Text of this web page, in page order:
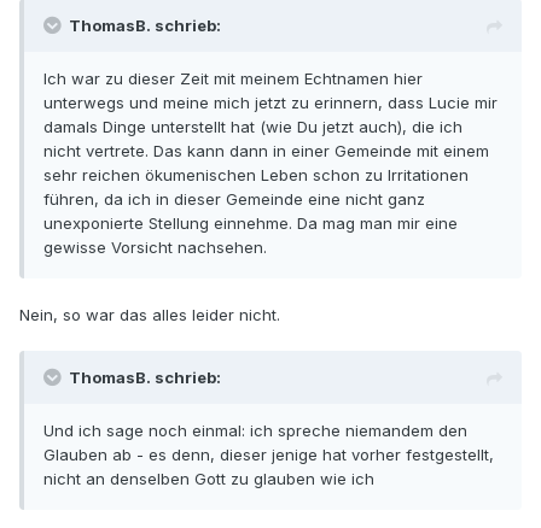
ThomasB. schrieb:
Ich war zu dieser Zeit mit meinem Echtnamen hier
unterwegs und meine mich jetzt zu erinnern, dass Lucie mir
damals Dinge unterstellt hat (wie Du jetzt auch), die ich
nicht vertrete. Das kann dann in einer Gemeinde mit einem
sehr reichen ökumenischen Leben schon zu Irritationen
führen, da ich in dieser Gemeinde eine nicht ganz
unexponierte Stellung einnehme. Da mag man mir eine
gewisse Vorsicht nachsehen.
Nein, so war das alles leider nicht.
ThomasB. schrieb:
Und ich sage noch einmal: ich spreche niemandem den
Glauben ab - es denn, dieser jenige hat vorher festgestellt,
nicht an denselben Gott zu glauben wie ich